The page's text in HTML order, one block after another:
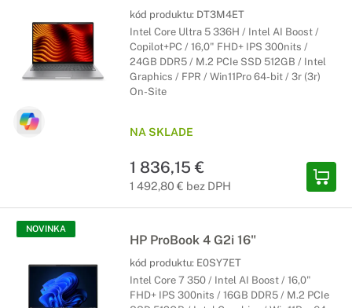
kód produktu: DT3M4ET
Intel Core Ultra 5 336H / Intel AI Boost /
Copilot+PC / 16,0" FHD+ IPS 300nits /
24GB DDR5 / M.2 PCIe SSD 512GB / Intel
Graphics / FPR / Win11Pro 64-bit / 3r (3r)
On-Site
NA SKLADE
1 836,15 €
1 492,80 € bez DPH
NOVINKA
HP ProBook 4 G2i 16"
kód produktu: E0SY7ET
Intel Core 7 350 / Intel AI Boost / 16,0"
FHD+ IPS 300nits / 16GB DDR5 / M.2 PCIe